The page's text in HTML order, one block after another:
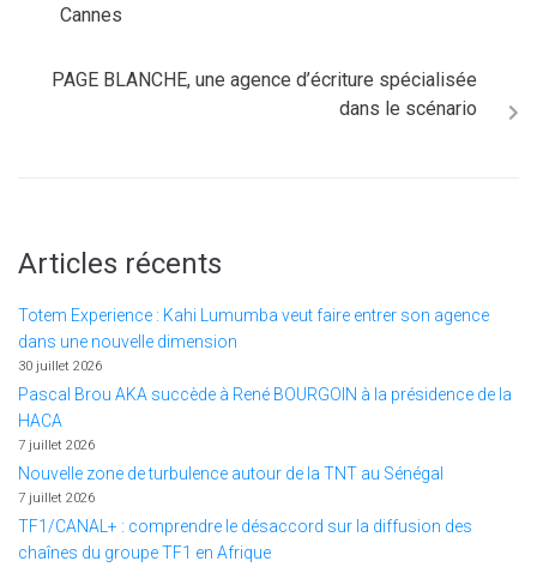
Cannes
PAGE BLANCHE, une agence d’écriture spécialisée
dans le scénario
Articles récents
Totem Experience : Kahi Lumumba veut faire entrer son agence
dans une nouvelle dimension
30 juillet 2026
Pascal Brou AKA succède à René BOURGOIN à la présidence de la
HACA
7 juillet 2026
Nouvelle zone de turbulence autour de la TNT au Sénégal
7 juillet 2026
TF1/CANAL+ : comprendre le désaccord sur la diffusion des
chaînes du groupe TF1 en Afrique